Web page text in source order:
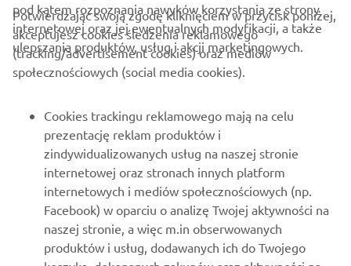
O FIRMIE
WIĘCEJ YAMAHA
WSPARCIE
NEWSLETTER
pod kątem rozpoznania nawyków korzystania ze strony
internetowej oraz jej ewentualnych modyfikacji, a także
ulepszania produktów, usług i akcji marketingowych.
Potwierdzając swoją zgodę kliknięciem w przycisk poniżej,
akceptujesz cookies śledzenia reklamowego
(tracking/advertisement cookies) oraz mediów
społecznościowych (social media cookies).
Cookies trackingu reklamowego mają na celu
prezentację reklam produktów i
zindywidualizowanych usług na naszej stronie
internetowej oraz stronach innych platform
internetowych i mediów społecznościowych (np.
Facebook) w oparciu o analizę Twojej aktywności na
naszej stronie, a więc m.in obserwowanych
produktów i usług, dodawanych ich do Twojego